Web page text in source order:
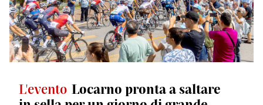
L'evento Locarno pronta a saltare